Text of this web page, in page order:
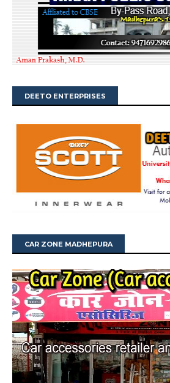
DEETO ENTERPRISES
CAR ZONE MADHEPURA